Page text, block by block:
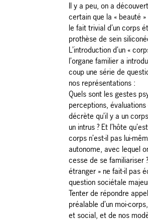
Il y a peu, on a
certain que la « beauté
le fait trivial d’un corps
prothèse de sein
L’introduction d’un «
l’organe familier a
coup une série de
nos représentations :
Quels sont les gestes
perceptions,
décrète qu’il y a un
un intrus ? Et l’hôte
corps n’est-il pas lui-
autonome, avec lequel
cesse de se familiariser
étranger » ne fait-il pas
question sociétale
Tenter de répondre
préalable d’un moi-
et social, et de nos